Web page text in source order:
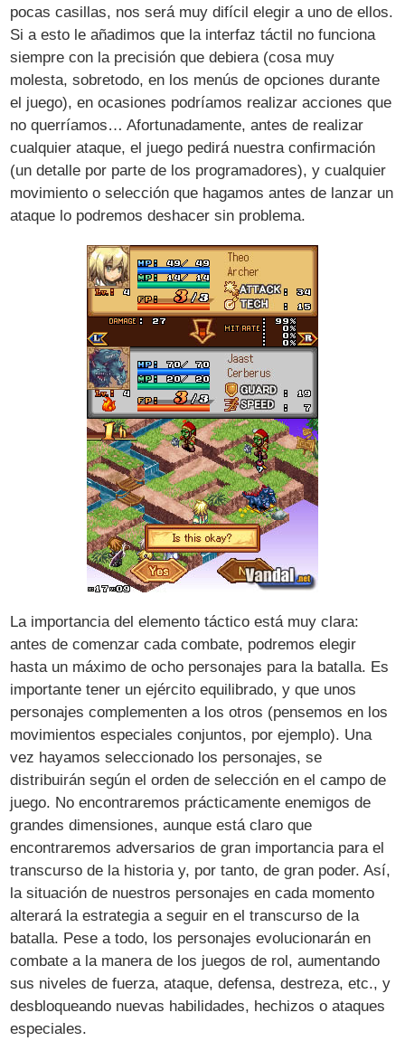
pocas casillas, nos será muy difícil elegir a uno de ellos.
Si a esto le añadimos que la interfaz táctil no funciona
siempre con la precisión que debiera (cosa muy
molesta, sobretodo, en los menús de opciones durante
el juego), en ocasiones podríamos realizar acciones que
no querríamos… Afortunadamente, antes de realizar
cualquier ataque, el juego pedirá nuestra confirmación
(un detalle por parte de los programadores), y cualquier
movimiento o selección que hagamos antes de lanzar un
ataque lo podremos deshacer sin problema.
La importancia del elemento táctico está muy clara:
antes de comenzar cada combate, podremos elegir
hasta un máximo de ocho personajes para la batalla. Es
importante tener un ejército equilibrado, y que unos
personajes complementen a los otros (pensemos en los
movimientos especiales conjuntos, por ejemplo). Una
vez hayamos seleccionado los personajes, se
distribuirán según el orden de selección en el campo de
juego. No encontraremos prácticamente enemigos de
grandes dimensiones, aunque está claro que
encontraremos adversarios de gran importancia para el
transcurso de la historia y, por tanto, de gran poder. Así,
la situación de nuestros personajes en cada momento
alterará la estrategia a seguir en el transcurso de la
batalla. Pese a todo, los personajes evolucionarán en
combate a la manera de los juegos de rol, aumentando
sus niveles de fuerza, ataque, defensa, destreza, etc., y
desbloqueando nuevas habilidades, hechizos o ataques
especiales.